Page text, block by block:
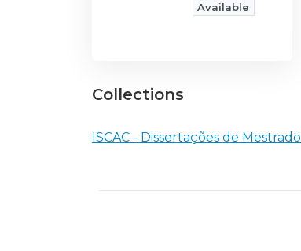
Available
Collections
ISCAC - Dissertações de Mestrado